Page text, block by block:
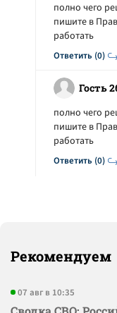
Ответить (0)
полно чего
пишите в
работать
Гость
Ответить (0)
полно чего
пишите в
работать
Рекомендуем
07 авг в 10:35